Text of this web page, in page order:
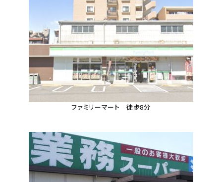
ファミリーマート 徒歩8分